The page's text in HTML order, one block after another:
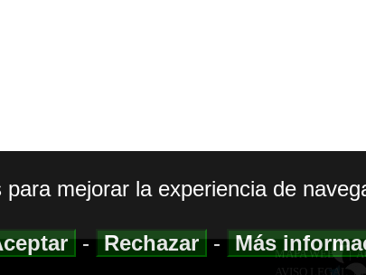
MAPA WEB|
AVISO LEGAL|
mejorar la experiencia de
-Rechazar-Más